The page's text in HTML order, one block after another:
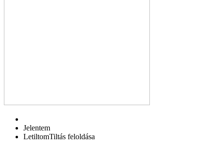
Jelentem
LetiltomTiltás feloldása